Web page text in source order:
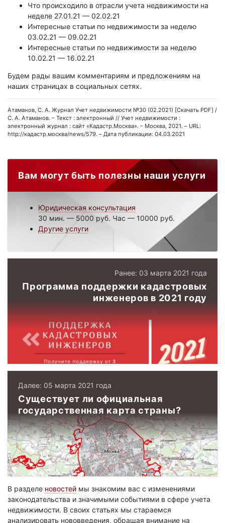
Что происходило в отрасли учета недвижимости на
неделе 27.01.21 — 02.02.21
Интересные статьи по недвижимости за неделю
03.02.21 — 09.02.21
Интересные статьи по недвижимости за неделю
10.02.21 — 16.02.21
Будем рады вашим комментариям и предложениям на
наших страницах в социальных сетях.
Атаманов, С. А. Журнал Учет недвижимости №30 (02.2021) [Скачать PDF] /
С. А. Атаманов. – Текст : электронный // Учет недвижимости :
электронный журнал : сайт «Кадастр.Москва». – Москва, 2021. – URL:
http://кадастр.москва/news/579. – Дата публикации: 04.03.2021
Вам могут быть полезны наши услуги
Юридическая консультация
30 мин. — 5000 руб. Час — 10000 руб.
Другие услуги
Ранее: 03 марта 2021 года
Программа поддержки кадастровых
инженеров в 2021 году
Далее: 05 марта 2021 года
Существует ли официальная
государственная карта страны?
В разделе новостей мы знакомим вас с изменениями
законодательства и значимыми событиями в сфере учета
недвижимости. В своих статьях мы стараемся
анализировать нововведения, обращая внимание на